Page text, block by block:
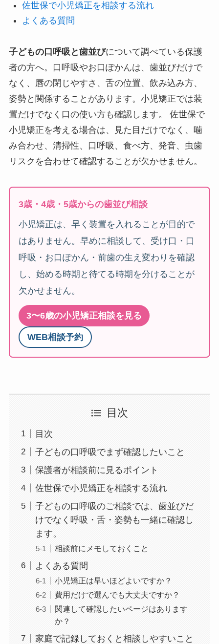
佐世保で小児矯正を相談する流れ
よくある質問
子どもの口呼吸と歯並びについて調べている保護
者の方へ。口呼吸やお口ぽかんは、歯並びだけで
なく、唇の閉じやすさ、舌の位置、飲み込み方、
姿勢と関係することがあります。小児矯正では装
置だけでなく口の使い方も確認します。 佐世保で
小児矯正を考える場合は、見た目だけでなく、噛
み合わせ、清掃性、口呼吸、食べ方、発音、虫歯
リスクを合わせて確認することが欠かせません。
3歳・4歳・5歳からの歯並び相談
小児矯正は、早く装置を入れることが目的で
はありません。早めに相談して、受け口・口
呼吸・お口ぽかん・前歯の生え変わりを確認
し、始める時期と待てる時期を分けることが
欠かせません。
3〜6歳の小児矯正相談を見る
WEB相談予約
目次
目次
子どもの口呼吸でまず確認したいこと
保護者が相談前に見るポイント
佐世保で小児矯正を相談する流れ
子どもの口呼吸のご相談では、歯並びだ
けでなく呼吸・舌・姿勢も一緒に確認し
ます。
相談前にメモしておくこと
よくある質問
小児矯正は早いほどよいですか？
費用だけで選んでも大丈夫ですか？
関連して確認したいページはあります
か？
家庭で記録しておくと相談しやすいこと